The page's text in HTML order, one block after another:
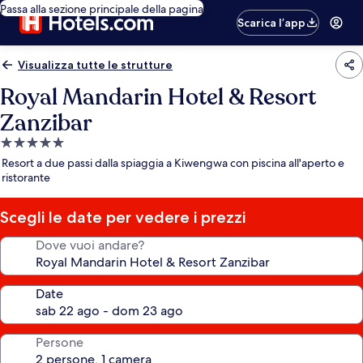
Passa alla sezione principale della pagina
Scarica l’app
Visualizza tutte le strutture
Royal Mandarin Hotel & Resort
Zanzibar
Struttura
a
5.0
stelle
Resort a due passi dalla spiaggia a Kiwengwa con piscina all'aperto e
ristorante
Scegli le date per vedere i prezzi
Dove vuoi andare?
Date
Persone